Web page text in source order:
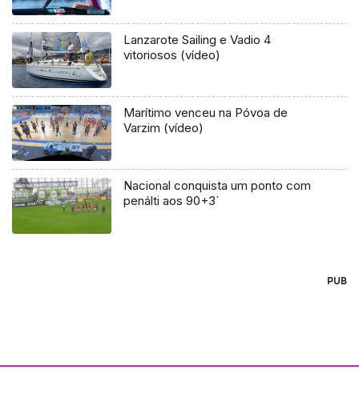
Lanzarote Sailing e Vadio 4
vitoriosos (vídeo)
Marítimo venceu na Póvoa de
Varzim (vídeo)
Nacional conquista um ponto com
penálti aos 90+3`
PUB